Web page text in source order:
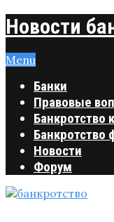
Новости
Menu
Банки
Правовые
Банкротство
Банкротство
Новости
Форум